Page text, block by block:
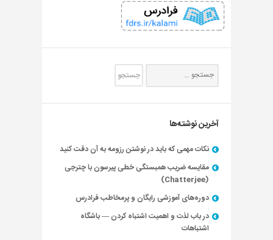
آخرین نوشته‌ها
نکات مهمی که باید در نوشتن رزومه به آن دقت کنید
مقایسه ضریب همبستگی خطی پیرسون با چترجی
(Chatterjee)
دوره‌های آموزشی رایگان و پرمخاطب فرادرس
در باب لذت و اهمیت اشتباه کردن — باشگاه
اشتباهات